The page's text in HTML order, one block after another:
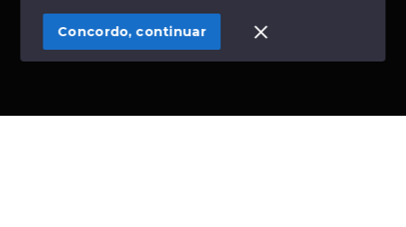
SITE PARA IMOBILIARIA
Concordo, continuar